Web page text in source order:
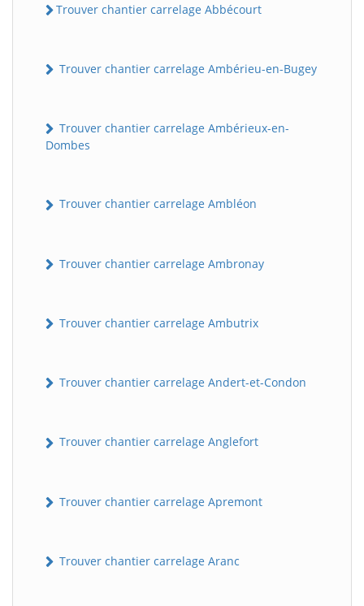
Trouver chantier carrelage Abbécourt
Trouver chantier carrelage Ambérieu-en-Bugey
Trouver chantier carrelage Ambérieux-en-
Dombes
Trouver chantier carrelage Ambléon
Trouver chantier carrelage Ambronay
Trouver chantier carrelage Ambutrix
Trouver chantier carrelage Andert-et-Condon
Trouver chantier carrelage Anglefort
Trouver chantier carrelage Apremont
Trouver chantier carrelage Aranc